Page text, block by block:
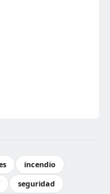
incendio
seguridad